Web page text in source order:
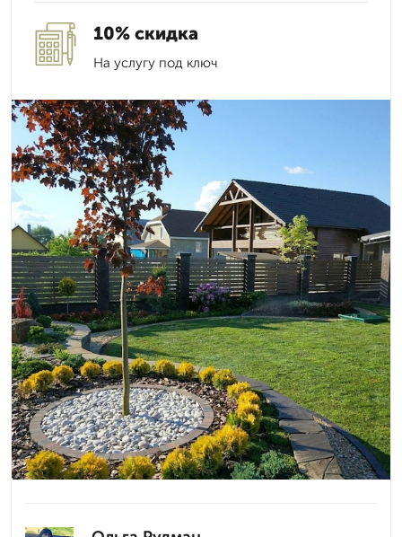
10% скидка
На услугу под ключ